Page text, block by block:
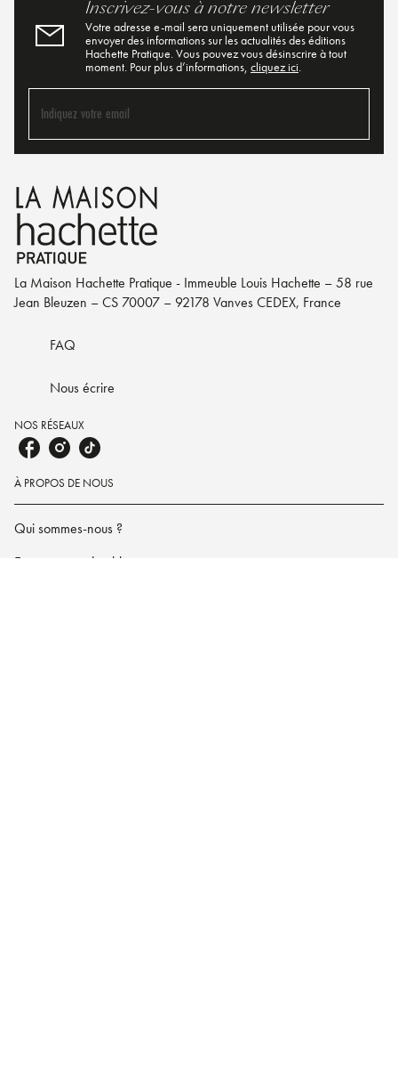
Inscrivez-vous à notre newsletter
Votre adresse e-mail sera uniquement utilisée pour vous
envoyer des informations sur les actualités des éditions
Hachette Pratique. Vous pouvez vous désinscrire à tout
moment. Pour plus d’informations, cliquez ici.
Indiquez votre email
La Maison Hachette Pratique - Immeuble Louis Hachette – 58 rue
Jean Bleuzen – CS 70007 – 92178 Vanves CEDEX, France
FAQ
Nous écrire
NOS RÉSEAUX
À PROPOS DE NOUS
Qui sommes-nous ?
Engagement durable